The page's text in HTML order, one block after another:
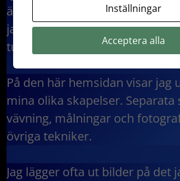
ägnar jag mig allra mest åt
jag är det numera oftast
tuschmåleri.
På den här hemsidan visar jag
mina olika skapelser.
vävning, målningar och
övriga tekniker.
Jag lägger ofta ut bilder på det
Inställningar
Acceptera alla